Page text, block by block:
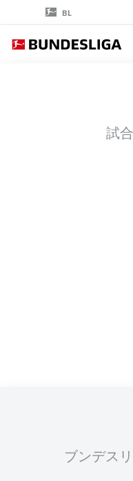
BL
試
ブンデス